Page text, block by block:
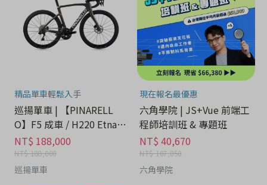
精品單車輕鬆入手
巡揚單車 | 【PINARELL
O】F5 成車 / H220 Etna B
lack Matt
NT$ 188,000
NT$ 188,000
巡揚單車
現在報名最優惠
六角學院 | JS+Vue 前端工
程師培訓班 & 專題班
NT$ 40,670
NT$ 107,050
六角學院